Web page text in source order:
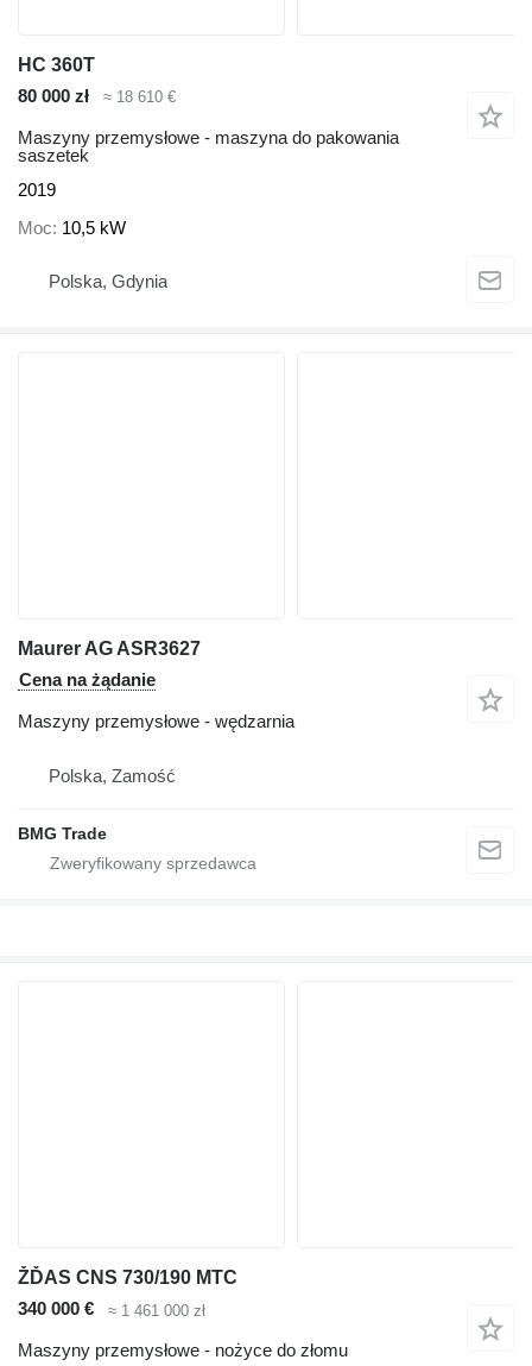
HC 360T
80 000 zł
≈ 18 610 €
Maszyny przemysłowe - maszyna do pakowania
saszetek
2019
Moc 10,5 kW
Polska, Gdynia
Maurer AG ASR3627
Cena na żądanie
Maszyny przemysłowe - wędzarnia
Polska, Zamość
BMG Trade
ŽĎAS CNS 730/190 MTC
340 000 €
≈ 1 461 000 zł
Maszyny przemysłowe - nożyce do złomu